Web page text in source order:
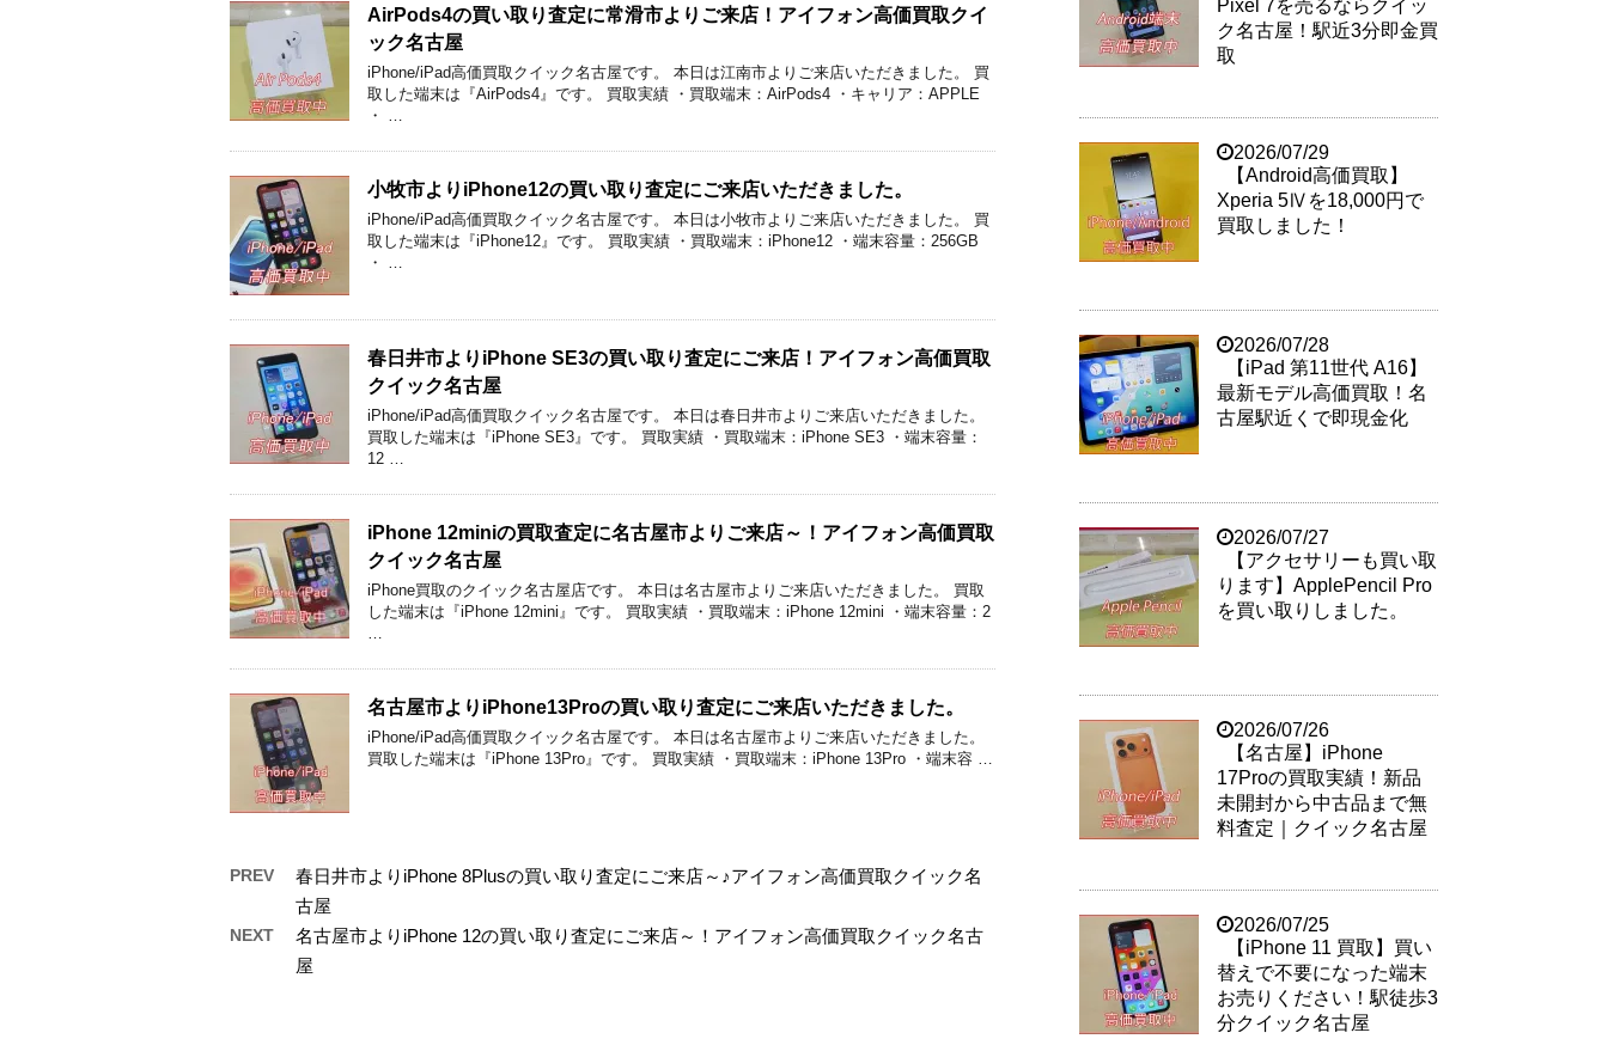
AirPods4の買い取り査定に常滑市よりご来店！アイフォン高価買取クイ
ック名古屋
iPhone/iPad高価買取クイック名古屋です。 本日は江南市よりご来店いただきました。 買
取した端末は『AirPods4』です。 買取実績 ・買取端末：AirPods4 ・キャリア：APPLE
・ …
小牧市よりiPhone12の買い取り査定にご来店いただきました。
iPhone/iPad高価買取クイック名古屋です。 本日は小牧市よりご来店いただきました。 買
取した端末は『iPhone12』です。 買取実績 ・買取端末：iPhone12 ・端末容量：256GB
・ …
春日井市よりiPhone SE3の買い取り査定にご来店！アイフォン高価買取
クイック名古屋
iPhone/iPad高価買取クイック名古屋です。 本日は春日井市よりご来店いただきました。
買取した端末は『iPhone SE3』です。 買取実績 ・買取端末：iPhone SE3 ・端末容量：
12 …
iPhone 12miniの買取査定に名古屋市よりご来店～！アイフォン高価買取
クイック名古屋
iPhone買取のクイック名古屋店です。 本日は名古屋市よりご来店いただきました。 買取
した端末は『iPhone 12mini』です。 買取実績 ・買取端末：iPhone 12mini ・端末容量：2
…
名古屋市よりiPhone13Proの買い取り査定にご来店いただきました。
iPhone/iPad高価買取クイック名古屋です。 本日は名古屋市よりご来店いただきました。
買取した端末は『iPhone 13Pro』です。 買取実績 ・買取端末：iPhone 13Pro ・端末容 …
PREV
春日井市よりiPhone 8Plusの買い取り査定にご来店～♪アイフォン高価買取クイック名
古屋
NEXT
名古屋市よりiPhone 12の買い取り査定にご来店～！アイフォン高価買取クイック名古
屋
Pixel 7を売るならクイッ
ク名古屋！駅近3分即金買
取
2026/07/29
【Android高価買取】
Xperia 5Ⅳを18,000円で
買取しました！
2026/07/28
【iPad 第11世代 A16】
最新モデル高価買取！名
古屋駅近くで即現金化
2026/07/27
【アクセサリーも買い取
ります】ApplePencil Pro
を買い取りしました。
2026/07/26
【名古屋】iPhone
17Proの買取実績！新品
未開封から中古品まで無
料査定｜クイック名古屋
2026/07/25
【iPhone 11 買取】買い
替えで不要になった端末
お売りください！駅徒歩3
分クイック名古屋